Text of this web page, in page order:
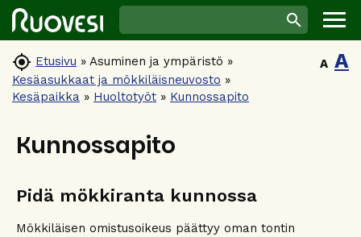
 Etusivu » Asuminen ja ympäristö »
Kesäasukkaat ja mökkiläisneuvosto »
Kesäpaikka » Huoltotyöt » Kunnossapito
A A
Kunnossapito
Pidä mökkiranta kunnossa
Mökkiläisen omistusoikeus päättyy oman tontin